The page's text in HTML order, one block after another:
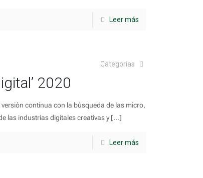
Leer más
Categorias
2020
versión continua con la búsqueda de las micro,
las industrias digitales creativas y[…]
Leer más